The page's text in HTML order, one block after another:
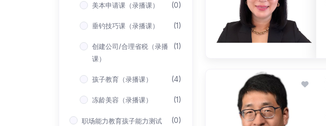
美本申请课（录播课） (0)
垂钓技巧课（录播课） (1)
创建公司/合理省税（录播
课）
(1)
孩子教育（录播课） (4)
冻龄美容（录播课） (1)
职场能力教育孩子能力测试 (0)